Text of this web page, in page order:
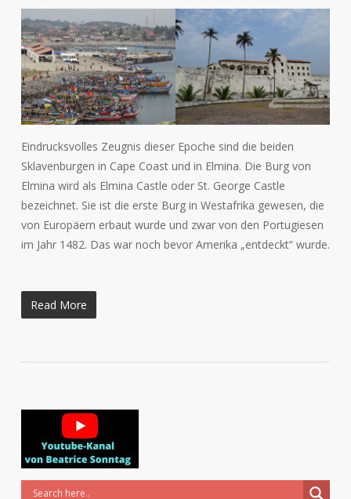
Eindrucksvolles Zeugnis dieser Epoche sind die beiden
Sklavenburgen in Cape Coast und in Elmina. Die Burg von
Elmina wird als Elmina Castle oder St. George Castle
bezeichnet. Sie ist die erste Burg in Westafrika gewesen, die
von Europäern erbaut wurde und zwar von den Portugiesen
im Jahr 1482. Das war noch bevor Amerika „entdeckt“ wurde.
Read More